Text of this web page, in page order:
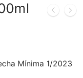
Mínima 1/2023